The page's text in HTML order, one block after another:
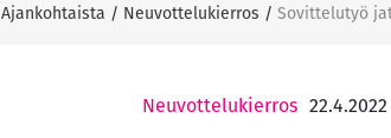
Ajankohtaista / Neuvottelukierros / Sovittelutyö
Neuvottelukierros 22.4.2022